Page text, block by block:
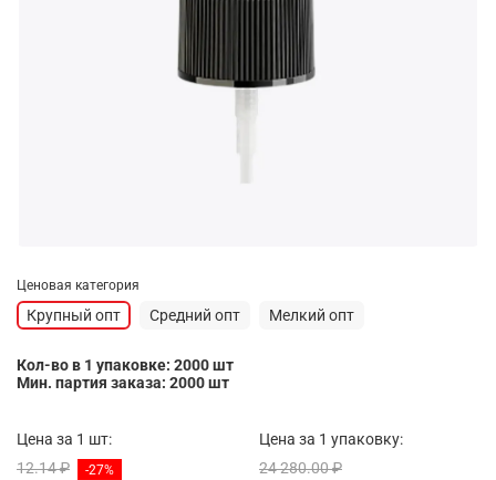
Ценовая категория
Крупный опт Средний опт Мелкий опт
Кол-во в 1 упаковке: 2000 шт
Мин. партия заказа: 2000 шт
Цена за 1 шт:
12.14 ₽
-27%
Цена за 1 упаковку:
24 280.00 ₽